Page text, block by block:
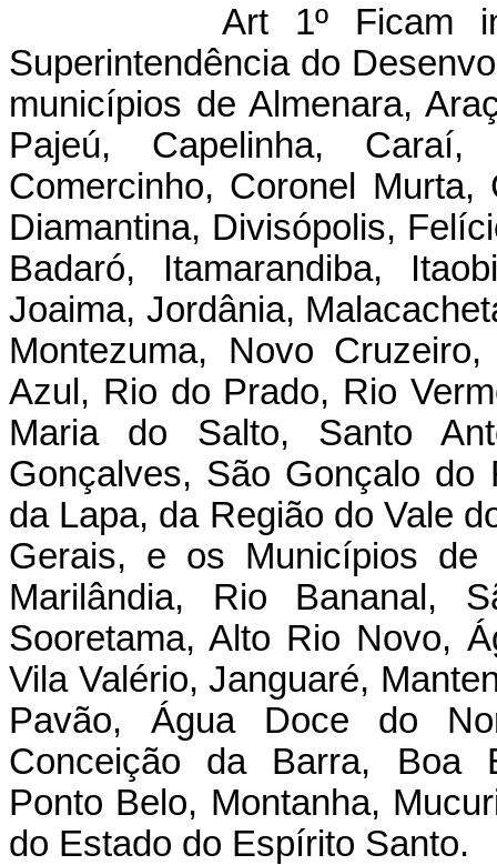
Art 1º Ficam
Superintendência do
municípios de Almenara,
Pajeú, Capelinha,
Comercinho, Coronel
Diamantina, Divisópolis,
Badaró, Itamarandiba,
Joaima, Jordânia,
Montezuma, Novo
Azul, Rio do Prado, Rio
Maria do Salto, Santo
Gonçalves, São Gonçalo do
da Lapa, da Região do Vale
Gerais, e os Municípios de
Marilândia, Rio Bananal,
Sooretama, Alto Rio Novo,
Vila Valério, Janguaré,
Pavão, Água Doce do
Conceição da Barra, Boa
Ponto Belo, Montanha,
do Estado do Espírito Santo.